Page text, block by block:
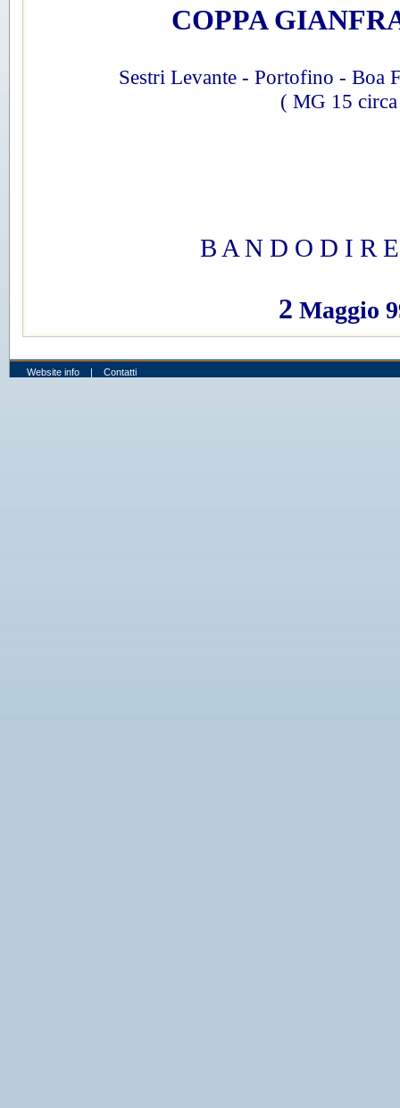
Website info | Contatti